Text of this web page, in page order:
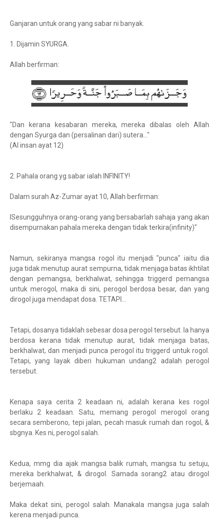
Ganjaran untuk orang yang sabar ni banyak.
1. Dijamin SYURGA.
Allah berfirman:
"Dan kerana kesabaran mereka, mereka dibalas oleh Allah
dengan Syurga dan (persalinan dari) sutera..."
(Al insan ayat 12)
2. Pahala orang yg sabar ialah INFINITY!
Dalam surah Az-Zumar ayat 10, Allah berfirman:
lSesungguhnya orang-orang yang bersabarlah sahaja yang akan
disempurnakan pahala mereka dengan tidak terkira(infinity)"
Namun, sekiranya mangsa rogol itu menjadi "punca" iaitu dia
juga tidak menutup aurat sempurna, tidak menjaga batas ikhtilat
dengan pemangsa, berkhalwat, sehingga triggerd pemangsa
untuk merogol, maka di sini, perogol berdosa besar, dan yang
dirogol juga mendapat dosa. TETAPI...
Tetapi, dosanya tidaklah sebesar dosa perogol tersebut. Ia hanya
berdosa kerana tidak menutup aurat, tidak menjaga batas,
berkhalwat, dan menjadi punca perogol itu triggerd untuk rogol.
Tetapi, yang layak diberi hukuman undang2 adalah perogol
tersebut.
Kenapa saya cerita 2 keadaan ni, adalah kerana kes rogol
berlaku 2 keadaan. Satu, memang perogol merogol orang
secara semberono, tepi jalan, pecah masuk rumah dan rogol, &
sbgnya. Kes ni, perogol salah.
Kedua, mmg dia ajak mangsa balik rumah, mangsa tu setuju,
mereka berkhalwat, & dirogol. Samada sorang2 atau dirogol
berjemaah.
Maka dekat sini, perogol salah. Manakala mangsa juga salah
kerena menjadi punca.